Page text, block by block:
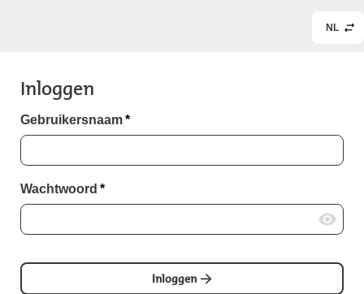
NL
Inloggen
Gebruikersnaam*
Wachtwoord *
Inloggen